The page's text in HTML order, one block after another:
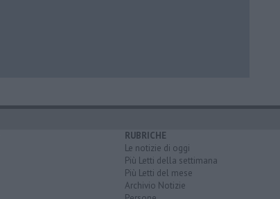
RUBRICHE
Le notizie di oggi
Più Letti della settimana
Più Letti del mese
Archivio Notizie